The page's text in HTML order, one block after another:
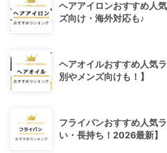
ヘアアイロンおすすめ人
ズ向け・海外対応も♪
ヘアオイルおすすめ人気
別やメンズ向けも！】
フライパンおすすめ人気
い・長持ち！2026最新】